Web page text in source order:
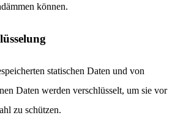
können.
statischen Daten und von
Daten werden verschlüsselt, um sie vor
zu schützen.